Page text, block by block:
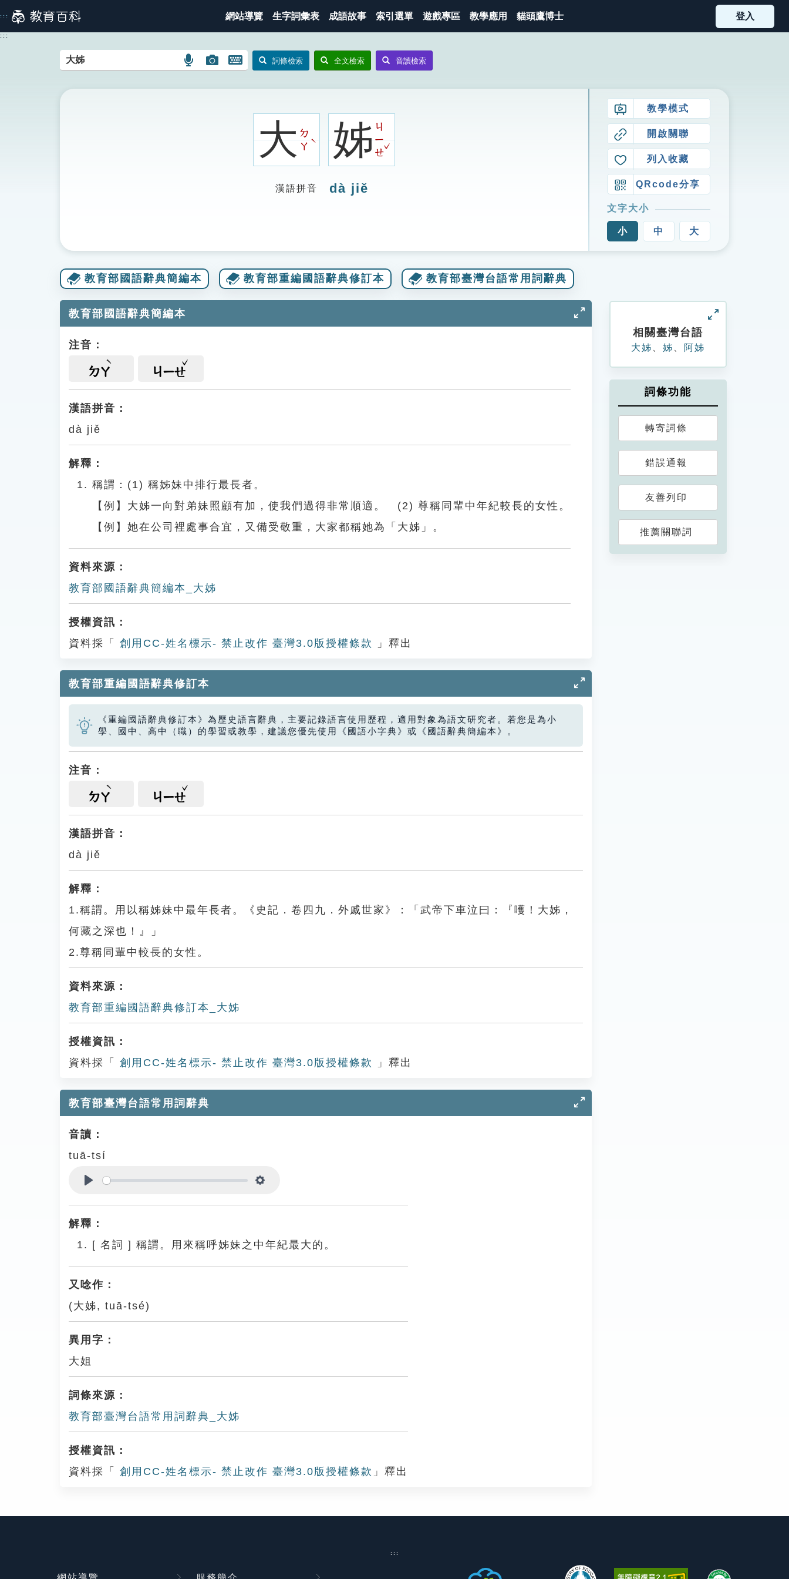
到
主
::: 網站導覽 生字詞彙表 成語故事 索引選單 遊戲專區 教學應用 貓頭鷹博士 登入
:::
語
搜
圖
搜
開
鍵
詞條檢索 全文檢索 音讀檢索
大ㄉ
ㄚ
ˋ 姊ㄐ
ㄧ
ㄝ
ˇ
漢語拼音 dà jiě
教學模式
開啟關聯
列入收藏
QRcode分享
文字大小
小 中 大
教育部國語辭典簡編本 教育部重編國語辭典修訂本 教育部臺灣台語常用詞辭典
教育部國語辭典簡編本
注音：
ㄉㄚ ㄐㄧㄝ
漢語拼音：
dà jiě
解釋：
稱謂：(1) 稱姊妹中排行最長者。
【例】大姊一向對弟妹照顧有加，使我們過得非常順適。 (2) 尊稱同輩中年紀較長的女性。
【例】她在公司裡處事合宜，又備受敬重，大家都稱她為「大姊」。
資料來源：
教育部國語辭典簡編本_大姊
授權資訊：
資料採「
創用CC-姓名標示- 禁止改作 臺灣3.0版授權條款 」釋出
教育部重編國語辭典修訂本
《重編國語辭典修訂本》為歷史語言辭典，主要記錄語言使用歷程，適用對象為語文研究者。若您是為小
學、國中、高中（職）的學習或教學，建議您優先使用《國語小字典》或《國語辭典簡編本》。
注音：
ㄉㄚ ㄐㄧㄝ
漢語拼音：
dà jiě
解釋：
1.稱謂。用以稱姊妹中最年長者。《史記．卷四九．外戚世家》：「武帝下車泣曰：『嚄！大姊，
何藏之深也！』」
2.尊稱同輩中較長的女性。
資料來源：
教育部重編國語辭典修訂本_大姊
授權資訊：
資料採「
創用CC-姓名標示- 禁止改作 臺灣3.0版授權條款 」釋出
教育部臺灣台語常用詞辭典
音讀：
tuā-tsí
解釋：
[ 名詞 ] 稱謂。用來稱呼姊妹之中年紀最大的。
又唸作：
(大姊, tuā-tsé)
異用字：
大姐
詞條來源：
教育部臺灣台語常用詞辭典_大姊
授權資訊：
資料採「
創用CC-姓名標示- 禁止改作 臺灣3.0版授權條款 」釋出
相關臺灣台語
大姊 姊 阿姊
詞條功能
轉寄詞條
錯誤通報
友善列印
推薦關聯詞
:::